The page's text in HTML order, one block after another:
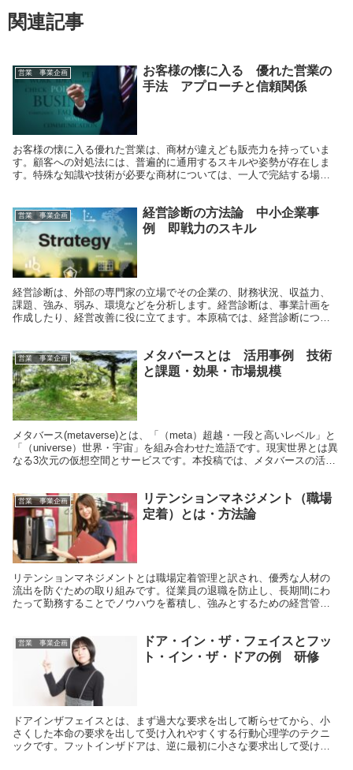
関連記事
営業 事業企画
お客様の懐に入る 優れた営業の
手法 アプローチと信頼関係
お客様の懐に入る優れた営業は、商材が違えども販売力を持っていま
す。顧客への対処法には、普遍的に通用するスキルや姿勢が存在しま
す。特殊な知識や技術が必要な商材については、一人で完結する場合
す。
営業 事業企画
経営診断の方法論 中小企業事
例 即戦力のスキル
経営診断は、外部の専門家の立場でその企業の、財務状況、収益力、
課題、強み、弱み、環境などを分析します。経営診断は、事業計画を
作成したり、経営改善に役に立てます。本原稿では、経営診断につい
営業 事業企画
メタバースとは 活用事例 技術
と課題・効果・市場規模
メタバース(metaverse)とは、「（meta）超越・一段と高いレベル」と
「（universe）世界・宇宙」を組み合わせた造語です。現実世界とは異
なる3次元の仮想空間とサービスです。本投稿では、メタバースの活用
営業 事業企画
リテンションマネジメント（職場
定着）とは・方法論
リテンションマネジメントとは職場定着管理と訳され、優秀な人材の
流出を防ぐための取り組みです。従業員の退職を防止し、長期間にわ
たって勤務することでノウハウを蓄積し、強みとするための経営管理
営業 事業企画
ドア・イン・ザ・フェイスとフッ
ト・イン・ザ・ドアの例 研修
ドアインザフェイスとは、まず過大な要求を出して断らせてから、小
さくした本命の要求を出して受け入れやすくする行動心理学のテクニ
ックです。フットインザドアは、逆に最初に小さな要求出して受け入